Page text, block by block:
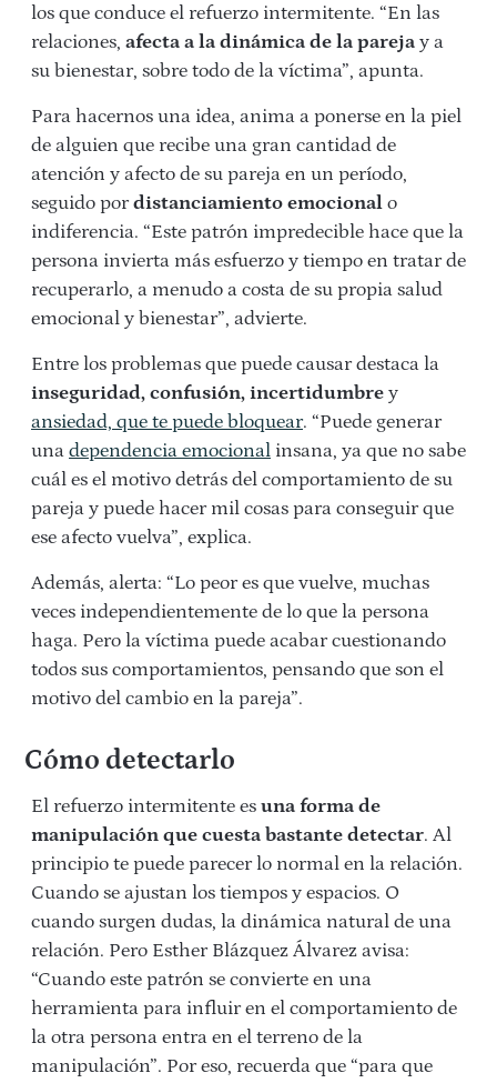
los que conduce el refuerzo intermitente. “En las
relaciones, afecta a la dinámica de la pareja y a
su bienestar, sobre todo de la víctima”, apunta.
Para hacernos una idea, anima a ponerse en la piel
de alguien que recibe una gran cantidad de
atención y afecto de su pareja en un período,
seguido pordistanciamiento emocional o
indiferencia. “Este patrón impredecible hace que la
persona invierta más esfuerzo y tiempo en tratar de
recuperarlo, a menudo a costa de su propia salud
emocional y bienestar”, advierte.
Entre los problemas que puede causar destaca la
inseguridad, confusión, incertidumbre y
ansiedad, que te puede bloquear. “Puede generar
una dependencia emocional insana, ya que no sabe
cuál es el motivo detrás del comportamiento de su
pareja y puede hacer mil cosas para conseguir que
ese afecto vuelva”, explica.
Además, alerta: “Lo peor es que vuelve, muchas
veces independientemente de lo que la persona
haga. Pero la víctima puede acabar cuestionando
todos sus comportamientos, pensando que son el
motivo del cambio en la pareja”.
Cómo detectarlo
El refuerzo intermitente es una forma de
manipulación que cuesta bastante detectar. Al
principio te puede parecer lo normal en la relación.
Cuando se ajustan los tiempos y espacios. O
cuando surgen dudas, la dinámica natural de una
relación. Pero Esther Blázquez Álvarez avisa:
“Cuando este patrón se convierte en una
herramienta para influir en el comportamiento de
la otra persona entra en el terreno de la
manipulación”. Por eso, recuerda que “para que